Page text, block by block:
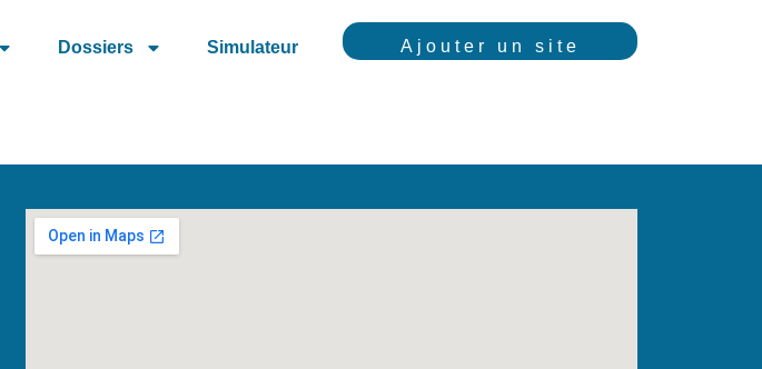
Dossiers Simulateur Ajouter un site